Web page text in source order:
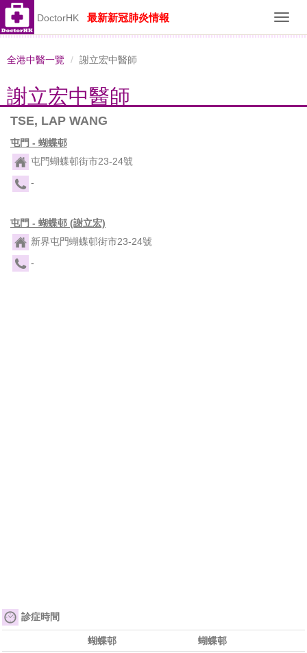
DoctorHK 最新新冠肺炎情報
全港中醫一覽 謝立宏中醫師
謝立宏中醫師
TSE, LAP WANG
屯門 - 蝴蝶邨
屯門蝴蝶邨街市23-24號
-
屯門 - 蝴蝶邨 (謝立宏)
新界屯門蝴蝶邨街市23-24號
-
診症時間
蝴蝶邨
蝴蝶邨